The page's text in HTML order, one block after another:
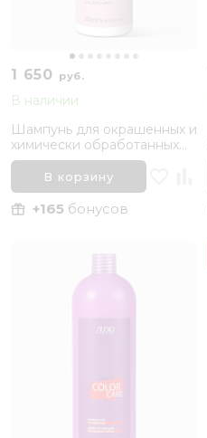
1 650 руб.
В наличии
Шампунь для окрашенных и
химически обработанных
волос «Защита Цвета» Mood
Color Protect Shampoo, 400
мл
В корзину
+165 бонусов